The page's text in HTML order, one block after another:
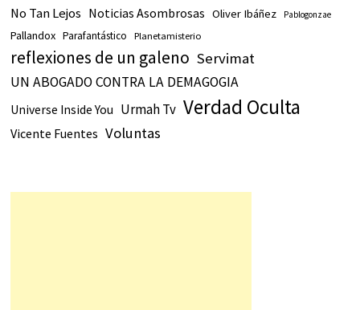
No Tan Lejos Noticias Asombrosas Oliver Ibáñez Pablogonzae
Pallandox Parafantástico Planetamisterio
reflexiones de un galeno Servimat
UN ABOGADO CONTRA LA DEMAGOGIA
Universe Inside You Urmah Tv Verdad Oculta
Vicente Fuentes Voluntas